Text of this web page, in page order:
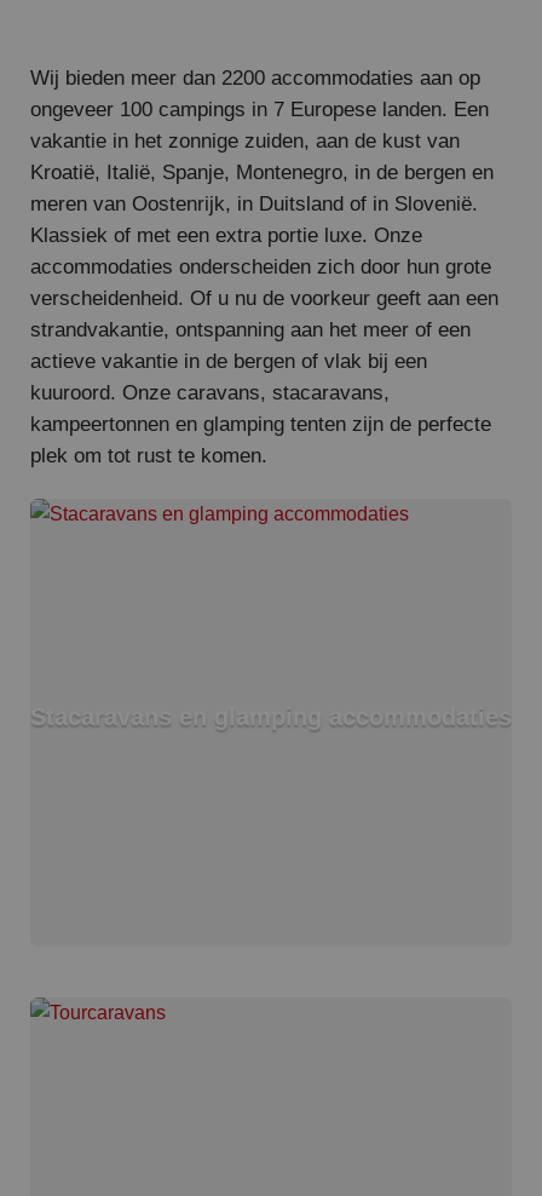
Wij bieden meer dan 2200 accommodaties aan op
ongeveer 100 campings in 7 Europese landen. Een
vakantie in het zonnige zuiden, aan de kust van
Kroatië, Italië, Spanje, Montenegro, in de bergen en
meren van Oostenrijk, in Duitsland of in Slovenië.
Klassiek of met een extra portie luxe. Onze
accommodaties onderscheiden zich door hun grote
verscheidenheid. Of u nu de voorkeur geeft aan een
strandvakantie, ontspanning aan het meer of een
actieve vakantie in de bergen of vlak bij een
kuuroord. Onze caravans, stacaravans,
kampeertonnen en glamping tenten zijn de perfecte
plek om tot rust te komen.
Stacaravans en glamping accommodaties